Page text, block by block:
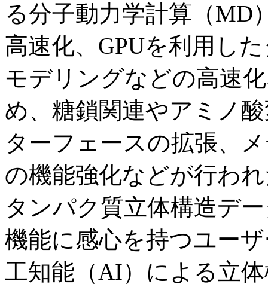
る分子動力学計算（MD
高速化、GPUを利用し
モデリングなどの高速
め、糖鎖関連やアミノ
ターフェースの拡張、
の機能強化などが行わ
タンパク質立体構造デ
機能に感心を持つユー
工知能（AI）による立